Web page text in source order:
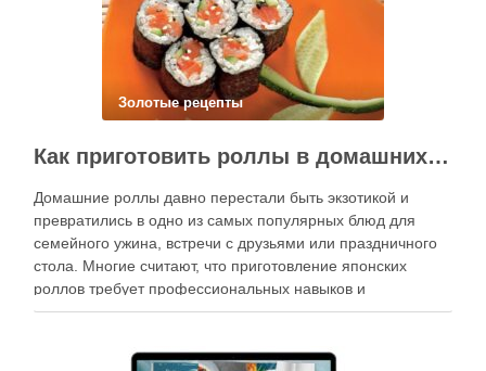
Золотые рецепты
Как приготовить роллы в домашних условиях?
Домашние роллы давно перестали быть экзотикой и
превратились в одно из самых популярных блюд для
семейного ужина, встречи с друзьями или праздничного
стола. Многие считают, что приготовление японских
роллов требует профессиональных навыков и
специального оборудования, однако на практике сделать
кухне. Главное — …